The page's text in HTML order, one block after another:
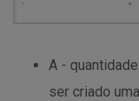
A -
ser criado